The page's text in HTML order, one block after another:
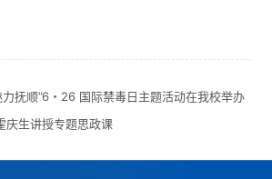
力抚顺”6・26 国际禁毒日主题活动在我校举办
庆生讲授专题思政课